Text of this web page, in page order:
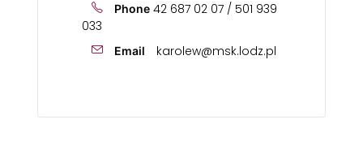
Phone 42 687 02 07 / 501 939
033
Email karolew@msk.lodz.pl